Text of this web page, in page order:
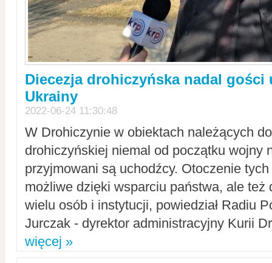
Diecezja drohiczyńska nadal gości
Ukrainy
2022-06-24 11:30:48
W Drohiczynie w obiektach należących
drohiczyńskiej niemal od początku wojny
przyjmowani są uchodźcy. Otoczenie
możliwe dzięki wsparciu państwa, ale też
wielu osób i instytucji, powiedział Radiu
Jurczak - dyrektor administracyjny Kurii
więcej »